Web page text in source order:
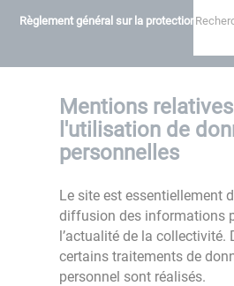
Règlement général sur la protection des
Mentions
l'utilisation de
personnelles
Le site est essentiellement
diffusion des informations
l’actualité de la collectivité.
certains traitements de
personnel sont réalisés.